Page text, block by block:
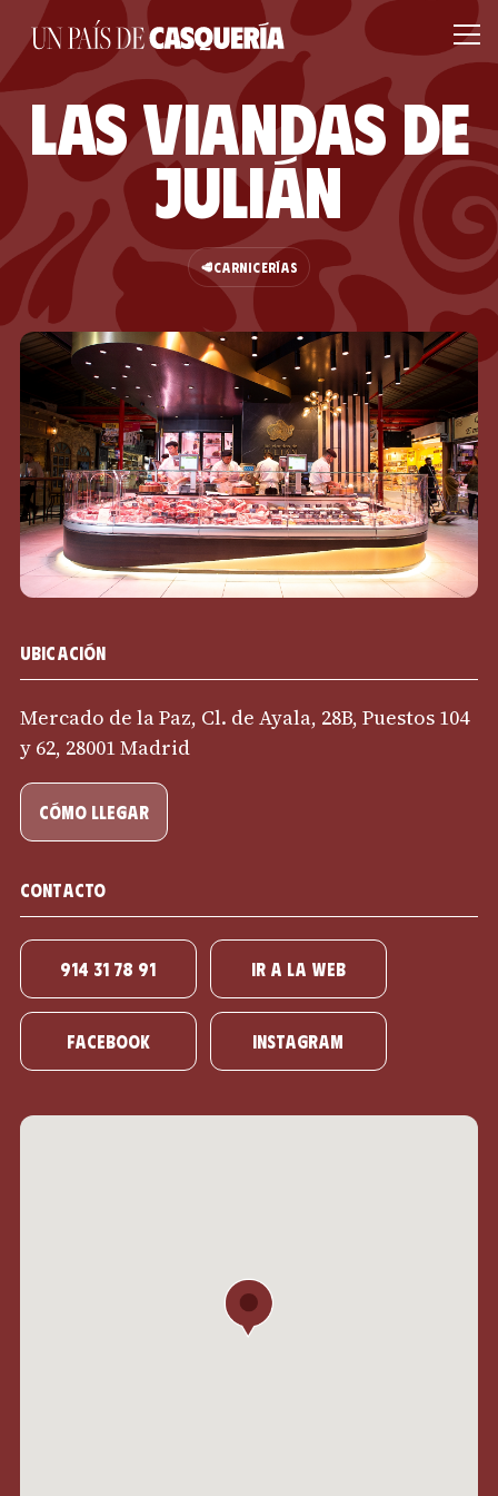
Las viandas de
Julián
🥩CARNICERÍAS
Ubicación
Mercado de la Paz, Cl. de Ayala, 28B, Puestos 104
y 62, 28001 Madrid
cómo llegar
Contacto
914 31 78 91 IR A LA WEB
Facebook Instagram